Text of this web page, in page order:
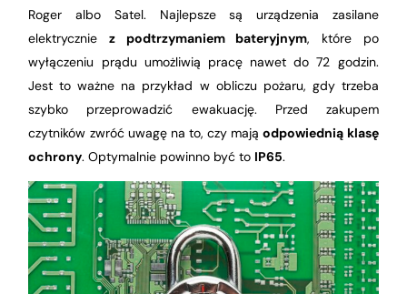
Roger albo Satel. Najlepsze są urządzenia zasilane
elektryczniez podtrzymaniem bateryjnym, które po
wyłączeniu prądu umożliwią pracę nawet do 72 godzin.
Jest to ważne na przykład w obliczu pożaru, gdy trzeba
szybko przeprowadzić ewakuację. Przed zakupem
czytników zwróć uwagę na to, czy mająodpowiednią klasę
ochrony. Optymalnie powinno być to IP65.